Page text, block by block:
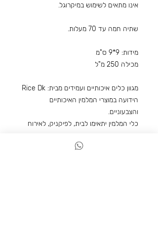
אינו מתאים לשימוש במיקרוגל.
שתיה חמה עד 70 מעלות.
מידות: 9*9 ס"מ
מכילה 250 מ"ל
מגוון כלים איכותיים ועמידים מבית: Rice Dk
הידועה במוצרי המלמין האיכותיים
והצבעוניים.
כלי המלמין יתאימו לבית, לפיקניק, לאירוח